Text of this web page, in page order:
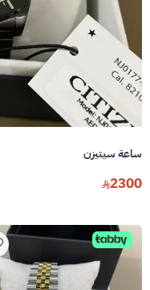
ساعة سيتيزن
2300